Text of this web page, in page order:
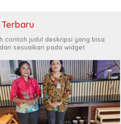
contoh judul deskripsi yang bisa
sesuaikan pada widget